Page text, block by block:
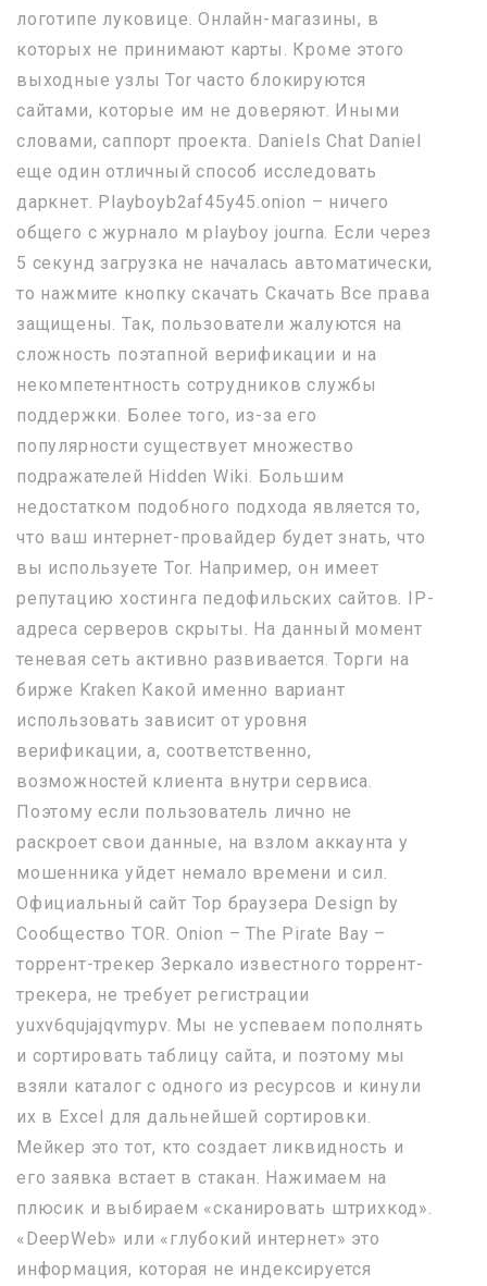
логотипе луковице. Онлайн-магазины, в
которых не принимают карты. Кроме этого
выходные узлы Tor часто блокируются
сайтами, которые им не доверяют. Иными
словами, саппорт проекта. Daniels Chat Daniel
еще один отличный способ исследовать
даркнет. Playboyb2af45y45.onion – ничего
общего с журнало м playboy journa. Если через
5 секунд загрузка не началась автоматически,
то нажмите кнопку cкачать Скачать Все права
защищены. Так, пользователи жалуются на
сложность поэтапной верификации и на
некомпетентность сотрудников службы
поддержки. Более того, из-за его
популярности существует множество
подражателей Hidden Wiki. Большим
недостатком подобного подхода является то,
что ваш интернет-провайдер будет знать, что
вы используете Tor. Например, он имеет
репутацию хостинга педофильских сайтов. IP-
адреса серверов скрыты. На данный момент
теневая сеть активно развивается. Торги на
бирже Kraken Какой именно вариант
использовать зависит от уровня
верификации, а, соответственно,
возможностей клиента внутри сервиса.
Поэтому если пользователь лично не
раскроет свои данные, на взлом аккаунта у
мошенника уйдет немало времени и сил.
Официальный сайт Тор браузера Design by
Сообщество TOR. Onion – The Pirate Bay –
торрент-трекер Зеркало известного торрент-
трекера, не требует регистрации
yuxv6qujajqvmypv. Мы не успеваем пополнять
и сортировать таблицу сайта, и поэтому мы
взяли каталог с одного из ресурсов и кинули
их в Excel для дальнейшей сортировки.
Мейкер это тот, кто создает ликвидность и
его заявка встает в стакан. Нажимаем на
плюсик и выбираем «сканировать штрихкод».
«DeepWeb» или «глубокий интернет» это
информация, которая не индексируется